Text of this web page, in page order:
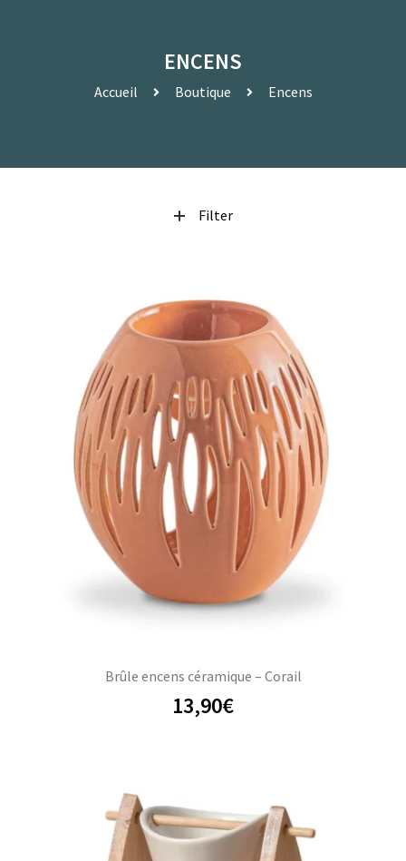
ENCENS
Accueil Boutique Encens
Filter
Brûle encens céramique – Corail
13,90€